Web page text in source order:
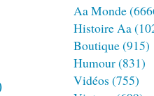
Aa Monde
Histoire Aa
Boutique(915)
Humour(831)
Vidéos (755)